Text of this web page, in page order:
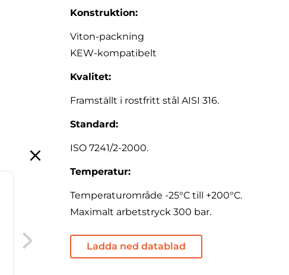
serie 5000, förnicklad
Konstruktion:
Viton-packning
KEW-kompatibelt
Kvalitet:
Framställt i rostfritt stål AISI 316.
Standard:
ISO 7241/2-2000.
Temperatur:
Temperaturområde -25°C till +200°C.
Maximalt arbetstryck 300 bar.
Ladda ned datablad